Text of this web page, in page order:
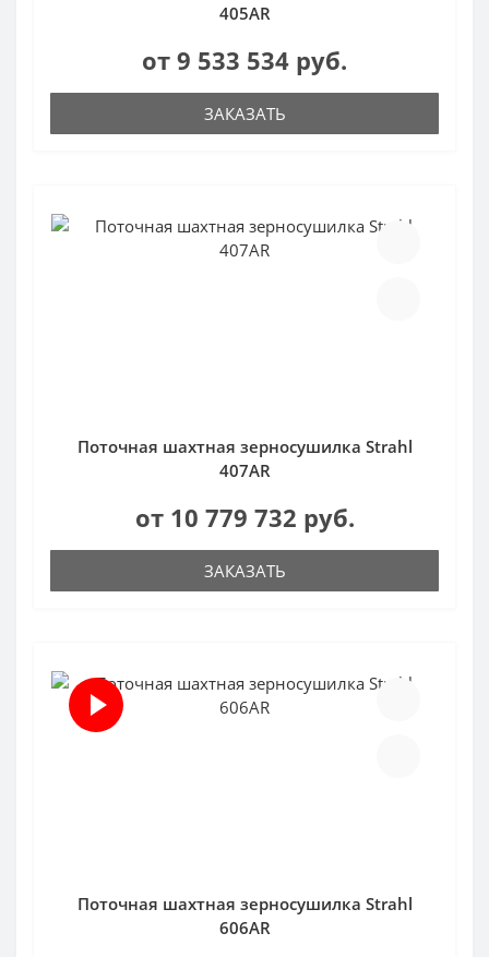
405AR
от 9 533 534 руб.
ЗАКАЗАТЬ
Поточная шахтная зерносушилка Strahl
407AR
от 10 779 732 руб.
ЗАКАЗАТЬ
Поточная шахтная зерносушилка Strahl
606AR